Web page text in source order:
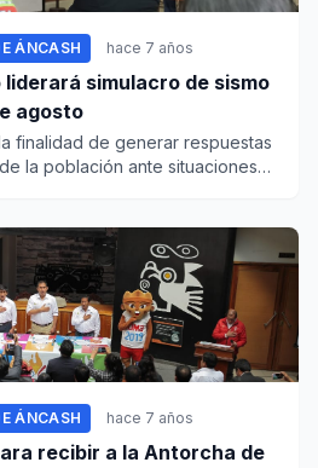
ÁNCASH hace 7 años
simulacro de sismo
agosto
finalidad de generar respuestas
la población ante situaciones
ÁNCASH hace 7 años
recibir a la Antorcha de